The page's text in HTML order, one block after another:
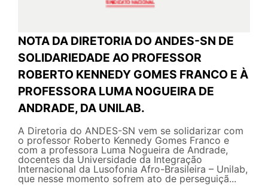
NOTA DA DIRETORIA DO ANDES-SN DE
SOLIDARIEDADE AO PROFESSOR
ROBERTO KENNEDY GOMES FRANCO E À
PROFESSORA LUMA NOGUEIRA DE
ANDRADE, DA UNILAB.
A Diretoria do ANDES-SN vem se solidarizar com
o professor Roberto Kennedy Gomes Franco e
com a professora Luma Nogueira de Andrade,
docentes da Universidade da Integração
Internacional da Lusofonia Afro-Brasileira – Unilab,
que nesse momento sofrem ato de perseguiçã...